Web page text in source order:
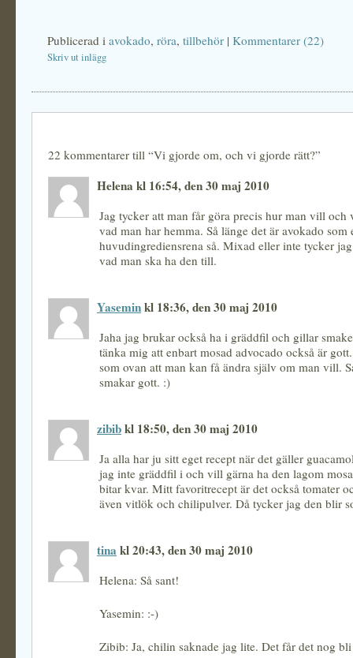
Publicerad i avokado, röra, tillbehör | Kommentarer (22)
Skriv ut inlägg
22 kommentarer till “Vi gjorde om, och vi gjorde rätt?”
Helena kl 16:54, den 30 maj 2010
Jag tycker att man får göra precis hur man vill och
vad man har hemma. Så länge det är avokado som
huvudingrediensrena så. Mixad eller inte tycker
vad man ska ha den till.
Yaseminkl 18:36, den 30 maj 2010
Jaha jag brukar också ha i gräddfil och gillar
tänka mig att enbart mosad advocado också är
som ovan att man kan få ändra själv om man vill.
smakar gott. :)
zibibkl 18:50, den 30 maj 2010
Ja alla har ju sitt eget recept när det gäller
jag inte gräddfil i och vill gärna ha den lagom
bitar kvar. Mitt favoritrecept är det också tomater
även vitlök och chilipulver. Då tycker jag den blir
tina kl 20:43, den 30 maj 2010
Helena: Så sant!
Yasemin: :-)
Zibib: Ja, chilin saknade jag lite. Det får det nog